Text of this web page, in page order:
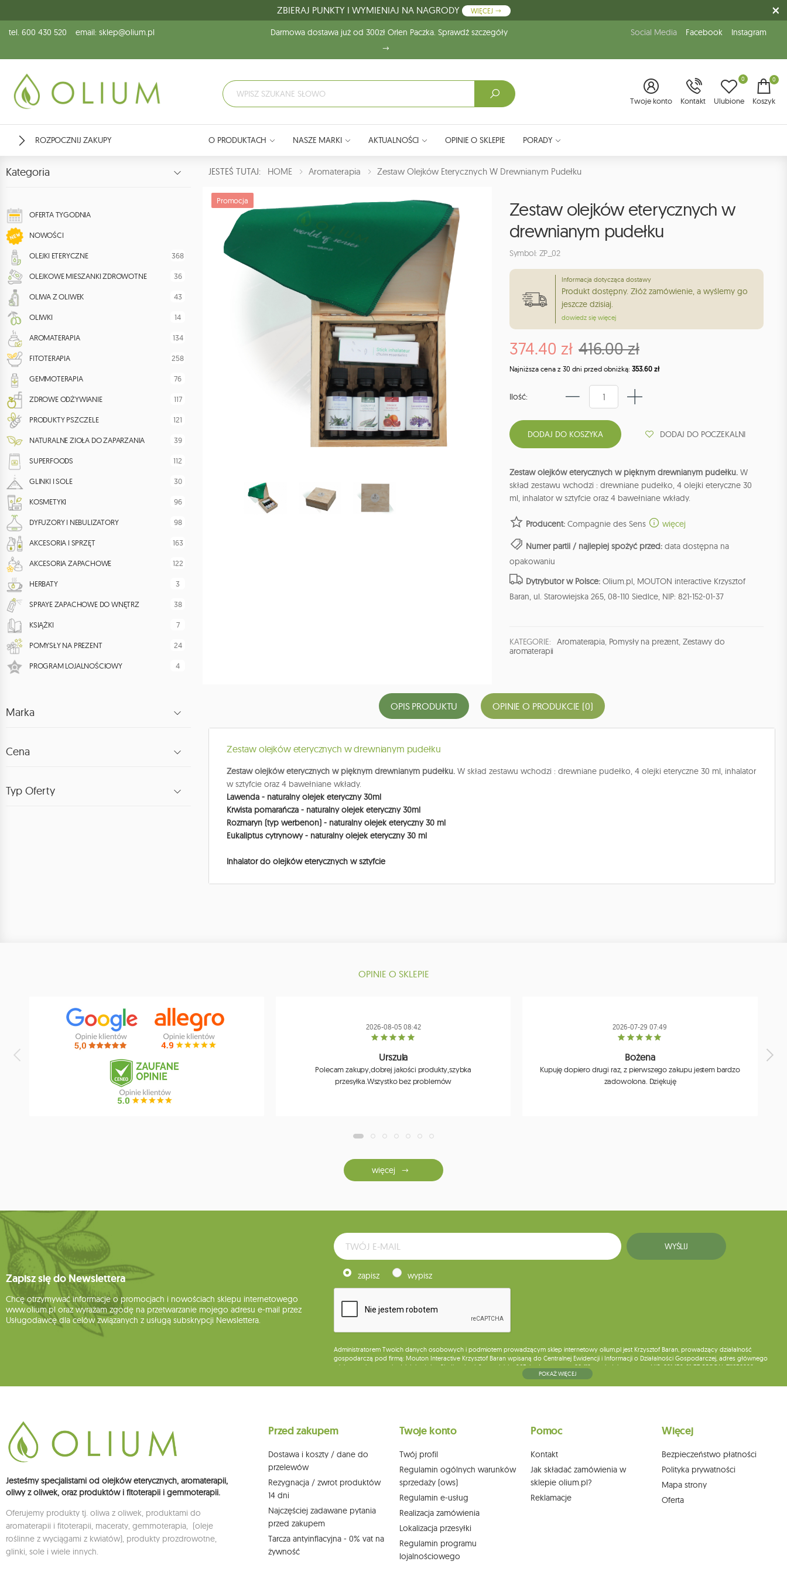
ZBIERAJ PUNKTY I WYMIENIAJ NA NAGRODY WIĘCEJ
tel. 600 430 520 email: sklep@olium.pl Darmowa dostawa już od 300zł Orlen Paczka. Sprawdź szczegóły Social Media Facebook Instagram
Twoje konto Kontakt Ulubione
0 0
Koszyk
ROZPOCZNIJ ZAKUPY O PRODUKTACH NASZE MARKI AKTUALNOŚCI OPINIE O SKLEPIE PORADY
Kategoria
OFERTA TYGODNIA
NOWOŚCI
OLEJKI ETERYCZNE 368
OLEJKOWE MIESZANKI ZDROWOTNE 36
OLIWA Z OLIWEK 43
OLIWKI 14
AROMATERAPIA 134
FITOTERAPIA 258
GEMMOTERAPIA 76
ZDROWE ODŻYWIANIE 117
PRODUKTY PSZCZELE 121
NATURALNE ZIOŁA DO ZAPARZANIA 39
SUPERFOODS 112
GLINKI I SOLE 30
KOSMETYKI 96
DYFUZORY I NEBULIZATORY 98
AKCESORIA I SPRZĘT 163
AKCESORIA ZAPACHOWE 122
HERBATY 3
SPRAYE ZAPACHOWE DO WNĘTRZ 38
KSIĄŻKI 7
POMYSŁY NA PREZENT 24
PROGRAM LOJALNOŚCIOWY 4
Marka
Cena
Typ Oferty
JESTEŚ TUTAJ: HOME Aromaterapia Zestaw Olejków Eterycznych W Drewnianym Pudełku
Promocja
Zestaw olejków eterycznych w
drewnianym pudełku
Symbol: ZP_02
Informacja dotycząca dostawy
Produkt dostępny. Złóż zamówienie, a wyślemy go
jeszcze dzisiaj.
dowiedz się więcej
374.40 zł 416.00 zł
Najniższa cena z 30 dni przed obniżką: 353.60 zł
Ilość:
DODAJ DO POCZEKALNI
Zestaw olejków eterycznych w pięknym drewnianym pudełku. W
skład zestawu wchodzi : drewniane pudełko, 4 olejki eteryczne 30
ml, inhalator w sztyfcie oraz 4 bawełniane wkłady.
Producent: Compagnie des Sens więcej
Numer partii / najlepiej spożyć przed: data dostępna na
opakowaniu
Dytrybutor w Polsce: Olium.pl, MOUTON interactive Krzysztof
Baran, ul. Starowiejska 265, 08-110 Siedlce, NIP: 821-152-01-37
KATEGORIE: Aromaterapia, Pomysły na prezent, Zestawy do
aromaterapii
OPIS PRODUKTU OPINIE O PRODUKCIE (0)
Zestaw olejków eterycznych w drewnianym pudełku
Zestaw olejków eterycznych w pięknym drewnianym pudełku. W skład zestawu wchodzi : drewniane pudełko, 4 olejki eteryczne 30 ml, inhalator
w sztyfcie oraz 4 bawełniane wkłady.
Lawenda - naturalny olejek eteryczny 30ml
Krwista pomarańcza - naturalny olejek eteryczny 30ml
Rozmaryn (typ werbenon) - naturalny olejek eteryczny 30 ml
Eukaliptus cytrynowy - naturalny olejek eteryczny 30 ml
Inhalator do olejków eterycznych w sztyfcie
OPINIE O SKLEPIE
2026-08-05 08:42
Urszula
Polecam zakupy,dobrej jakości produkty,szybka
przesyłka.Wszystko bez problemów
2026-07-29 07:49
Bożena
Kupuję dopiero drugi raz, z pierwszego zakupu jestem bardzo
zadowolona. Dziękuję
więcej
Zapisz się do Newslettera
Chcę otrzymywać informacje o promocjach i nowościach sklepu internetowego
www.olium.pl oraz wyrażam zgodę na przetwarzanie mojego adresu e-mail przez
Usługodawcę dla celów związanych z usługą subskrypcji Newslettera.
WYŚLIJ
zapisz wypisz
Administratorem Twoich danych osobowych i podmiotem prowadzącym sklep internetowy olium.pl jest Krzysztof Baran, prowadzący działalność
gospodarczą pod firmą: Mouton Interactive Krzysztof Baran wpisaną do Centralnej Ewidencji i Informacji o Działalności Gospodarczej, adres głównego
miejsca wykonywania działalności w Siedlcach, ul. Starowiejska 265, kod pocztowy: 08-110, posiadający numer NIP: 821-152-01-37, REGON: 711650928 .
Dane będą przetwarzane w celu wysyłki newslettera i przechowywane do chwili rezygnacji z subskrypcji.
działem obsługi klienta Mouton Interactive pod adresem e-mail lub pisemnie na adres siedziby.
POKAŻ WIĘCEJ
Jesteśmy specjalistami od olejków eterycznych, aromaterapii,
oliwy z oliwek, oraz produktów i fitoterapii i gemmoterapii.
Oferujemy produkty tj. oliwa z oliwek, produktami do
aromaterapii i fitoterapii, maceraty, gemmoterapia, (oleje
roślinne z wyciągami z kwiatów), produkty prozdrowotne,
glinki, sole i wiele innych.
Przed zakupem
Dostawa i koszty / dane do
przelewów
Rezygnacja / zwrot produktów
14 dni
Najczęściej zadawane pytania
przed zakupem
Tarcza antyinflacyjna - 0% vat na
żywność
Twoje konto
Twój profil
Regulamin ogólnych warunków
sprzedaży (ows)
Regulamin e-usług
Realizacja zamówienia
Lokalizacja przesyłki
Regulamin programu
lojalnościowego
Pomoc
Kontakt
Jak składać zamówienia w
sklepie olium.pl?
Reklamacje
Więcej
Bezpieczeństwo płatności
Polityka prywatności
Mapa strony
Oferta